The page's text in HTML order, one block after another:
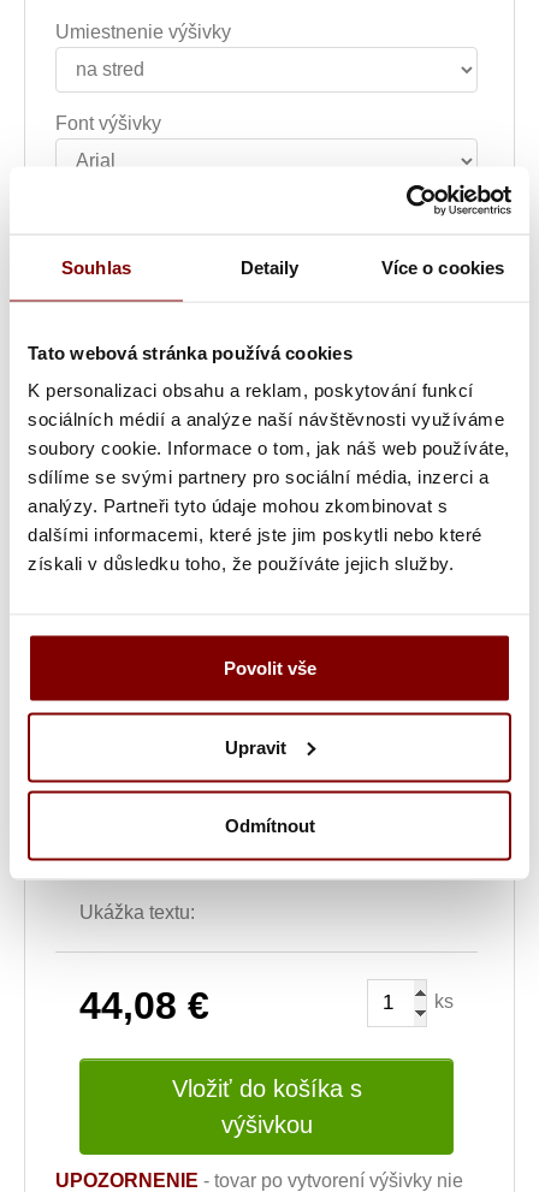
Souhlas Detaily Více o cookies
Tato webová stránka používá cookies
K personalizaci obsahu a reklam, poskytování funkcí
sociálních médií a analýze naší návštěvnosti využíváme
soubory cookie. Informace o tom, jak náš web používáte,
sdílíme se svými partnery pro sociální média, inzerci a
analýzy. Partneři tyto údaje mohou zkombinovat s
dalšími informacemi, které jste jim poskytli nebo které
získali v důsledku toho, že používáte jejich služby.
Povolit vše
Upravit
Odmítnout
Umiestnenie výšivky
Font výšivky
Šírka nápisu alebo loga
Text výšivky
Poznámka k výšivke
Vyšitie loga + 5.10€
Ukážka textu:
44,08 € ks
Vložiť do košíka s
výšivkou
UPOZORNENIE - tovar po vytvorení výšivky nie